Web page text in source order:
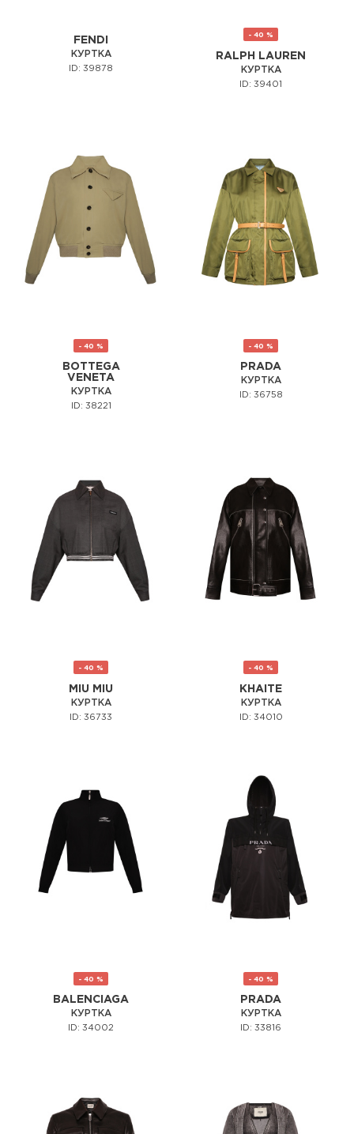
FENDI
КУРТКА
ID: 39878
- 40 %
RALPH LAUREN
КУРТКА
ID: 39401
- 40 %
BOTTEGA
VENETA
КУРТКА
ID: 38221
- 40 %
PRADA
КУРТКА
ID: 36758
- 40 %
MIU MIU
КУРТКА
ID: 36733
- 40 %
KHAITE
КУРТКА
ID: 34010
- 40 %
BALENCIAGA
КУРТКА
ID: 34002
- 40 %
PRADA
КУРТКА
ID: 33816